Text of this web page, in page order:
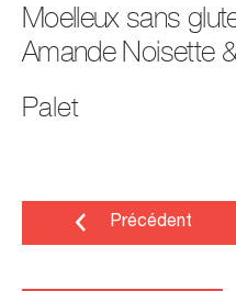
Moelleux sans
Amande Noisette
Palet
Précédent